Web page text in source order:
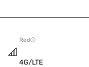
Red
4G/LTE